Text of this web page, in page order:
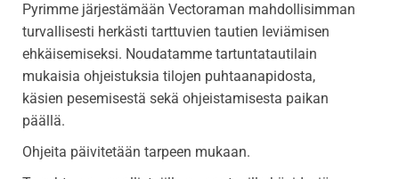
Pyrimme järjestämään Vectoraman mahdollisimman
turvallisesti herkästi tarttuvien tautien leviämisen
ehkäisemiseksi. Noudatamme tartuntatautilain
mukaisia ohjeistuksia tilojen puhtaanapidosta,
käsien pesemisestä sekä ohjeistamisesta paikan
päällä.
Ohjeita päivitetään tarpeen mukaan.